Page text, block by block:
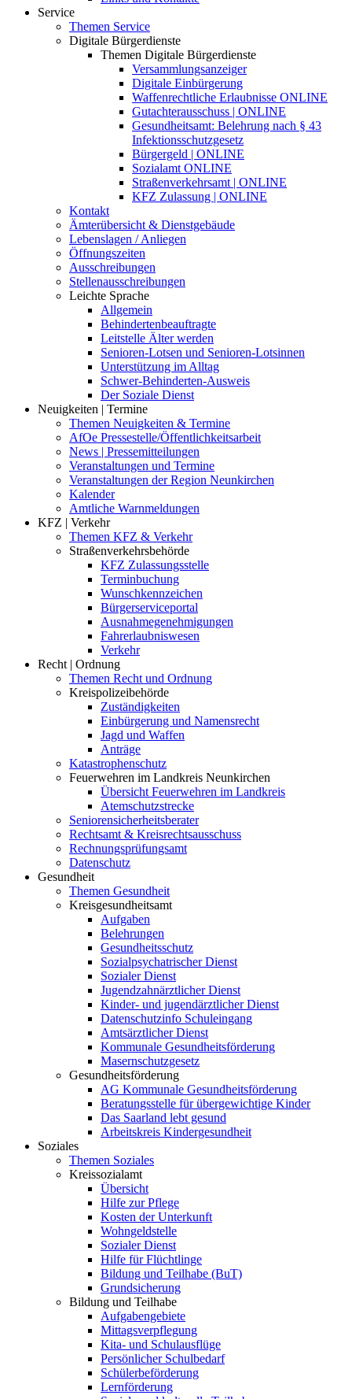
Service
Themen Service
Digitale Bürgerdienste
Themen Digitale Bürgerdienste
Versammlungsanzeiger
Digitale Einbürgerung
Waffenrechtliche Erlaubnisse ONLINE
Gutachterausschuss | ONLINE
Gesundheitsamt: Belehrung nach § 43
Infektionsschutzgesetz
Bürgergeld | ONLINE
Sozialamt ONLINE
Straßenverkehrsamt | ONLINE
KFZ Zulassung | ONLINE
Kontakt
Ämterübersicht & Dienstgebäude
Lebenslagen / Anliegen
Öffnungszeiten
Ausschreibungen
Stellenausschreibungen
Leichte Sprache
Allgemein
Behindertenbeauftragte
Leitstelle Älter werden
Senioren-Lotsen und Senioren-Lotsinnen
Unterstützung im Alltag
Schwer-Behinderten-Ausweis
Der Soziale Dienst
Neuigkeiten | Termine
Themen Neuigkeiten & Termine
AfOe Pressestelle/Öffentlichkeitsarbeit
News | Pressemitteilungen
Veranstaltungen und Termine
Veranstaltungen der Region Neunkirchen
Kalender
Amtliche Warnmeldungen
KFZ | Verkehr
Themen KFZ & Verkehr
Straßenverkehrsbehörde
KFZ Zulassungsstelle
Terminbuchung
Wunschkennzeichen
Bürgerserviceportal
Ausnahmegenehmigungen
Fahrerlaubniswesen
Verkehr
Recht | Ordnung
Themen Recht und Ordnung
Kreispolizeibehörde
Zuständigkeiten
Einbürgerung und Namensrecht
Jagd und Waffen
Anträge
Katastrophenschutz
Feuerwehren im Landkreis Neunkirchen
Übersicht Feuerwehren im Landkreis
Atemschutzstrecke
Seniorensicherheitsberater
Rechtsamt & Kreisrechtsausschuss
Rechnungsprüfungsamt
Datenschutz
Gesundheit
Themen Gesundheit
Kreisgesundheitsamt
Aufgaben
Belehrungen
Gesundheitsschutz
Sozialpsychatrischer Dienst
Sozialer Dienst
Jugendzahnärztlicher Dienst
Kinder- und jugendärztlicher Dienst
Datenschutzinfo Schuleingang
Amtsärztlicher Dienst
Kommunale Gesundheitsförderung
Masernschutzgesetz
Gesundheitsförderung
AG Kommunale Gesundheitsförderung
Beratungsstelle für übergewichtige Kinder
Das Saarland lebt gesund
Arbeitskreis Kindergesundheit
Soziales
Themen Soziales
Kreissozialamt
Übersicht
Hilfe zur Pflege
Kosten der Unterkunft
Wohngeldstelle
Sozialer Dienst
Hilfe für Flüchtlinge
Bildung und Teilhabe (BuT)
Grundsicherung
Bildung und Teilhabe
Aufgabengebiete
Mittagsverpflegung
Kita- und Schulausflüge
Persönlicher Schulbedarf
Schülerbeförderung
Lernförderung